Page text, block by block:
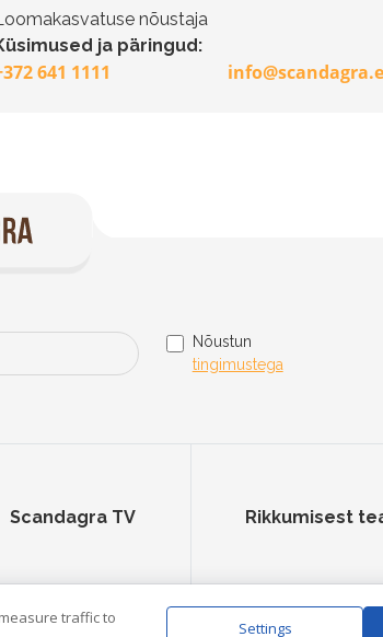
nõustaja
ja päringud:
641 1111
Nõustun
tingimustega
Scandagra TV Rikkumisest
traffic to
Settings